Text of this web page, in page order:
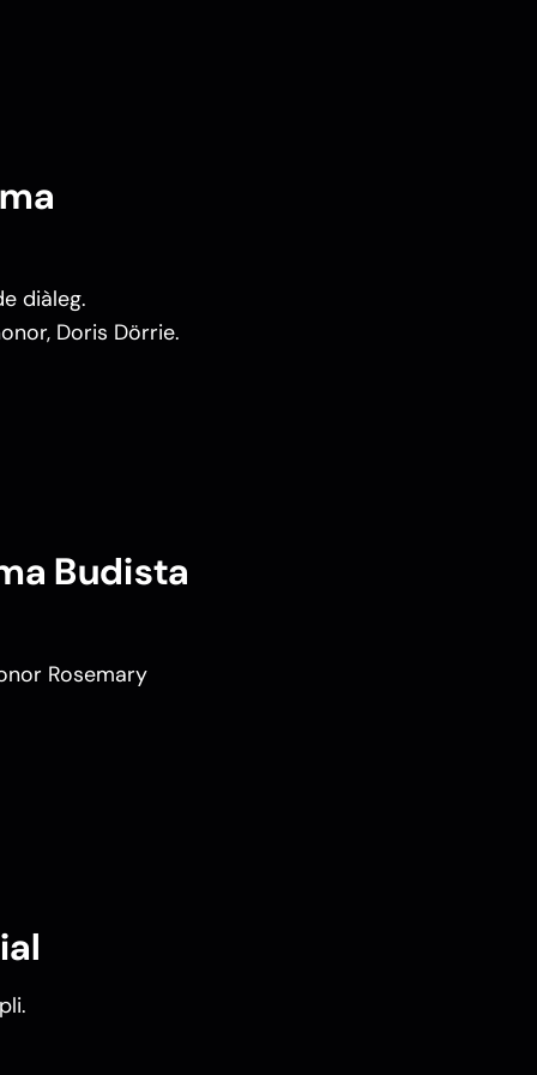
diàleg.
Doris Dörrie.
Budista
Rosemary